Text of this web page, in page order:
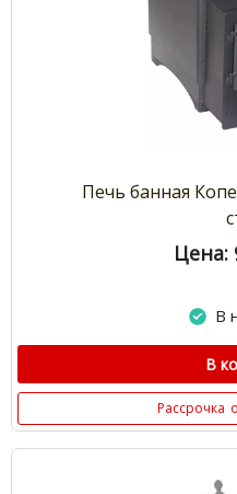
Печь банная
Цена:
В
В
Рассрочка